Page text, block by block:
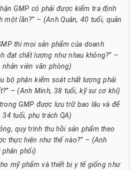
GMP có phải được kiểm tra định
một lần?” – (Anh Quân, 40 tuổi, quản
thì mọi sản phẩm của doanh
đạt chất lượng như nhau không?” –
nhân viên văn phòng)
bộ phận kiểm soát chất lượng phải
– (Anh Minh, 38 tuổi, kỹ sư cơ khí)
GMP được lưu trữ bao lâu và để
34 tuổi, phụ trách QA)
quy trình thu hồi sản phẩm theo
thực hiện như thế nào?” – (Anh
phân phối)
mỹ phẩm và thiết bị y tế giống như